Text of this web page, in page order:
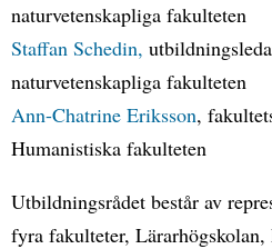
naturvetenskapliga fakulteten
Staffan Schedin,
naturvetenskapliga fakulteten
Ann-Chatrine Eriksson,
Humanistiska fakulteten
Utbildningsrådet består av
fyra fakulteter,